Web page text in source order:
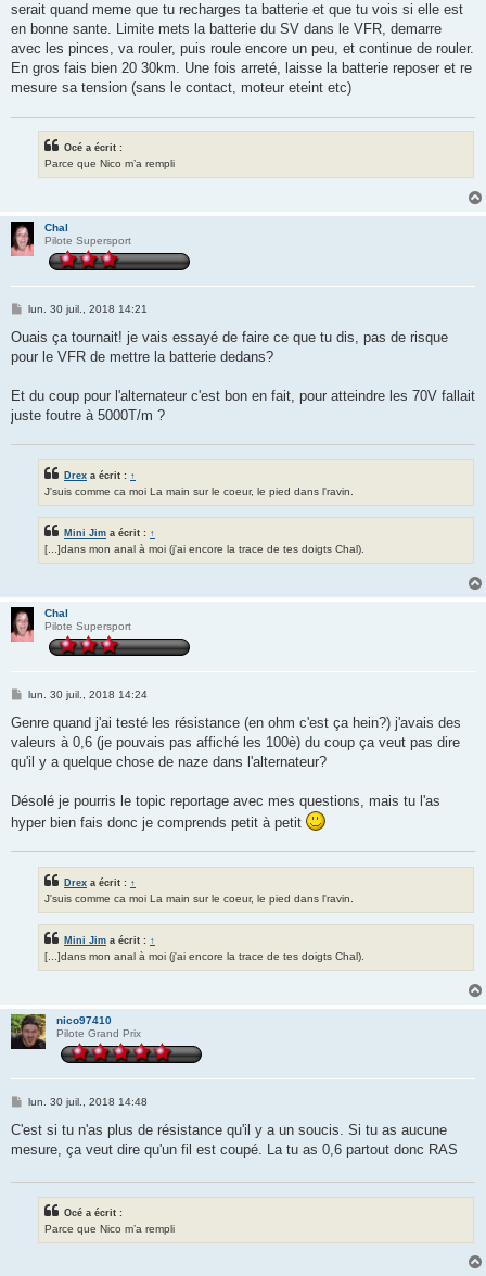
serait quand meme que tu recharges ta batterie et que tu vois si elle est
en bonne sante. Limite mets la batterie du SV dans le VFR, demarre
avec les pinces, va rouler, puis roule encore un peu, et continue de rouler.
En gros fais bien 20 30km. Une fois arreté, laisse la batterie reposer et re
mesure sa tension (sans le contact, moteur eteint etc)
Océ a écrit :
Parce que Nico m’a rempli
Chal
Pilote Supersport
M
s
a
lun. 30 juil., 2018 14:21
Ouais ça tournait! je vais essayé de faire ce que tu dis, pas de risque
pour le VFR de mettre la batterie dedans?
Et du coup pour l'alternateur c'est bon en fait, pour atteindre les 70V fallait
juste foutre à 5000T/m ?
Drex a écrit : ↑
J'suis comme ca moi La main sur le coeur, le pied dans l'ravin.
Mini Jim a écrit : ↑
[...]dans mon anal à moi (j'ai encore la trace de tes doigts Chal).
Chal
Pilote Supersport
M
s
a
g
lun. 30 juil., 2018 14:24
Genre quand j'ai testé les résistance (en ohm c'est ça hein?) j'avais des
valeurs à 0,6 (je pouvais pas affiché les 100è) du coup ça veut pas dire
qu'il y a quelque chose de naze dans l'alternateur?
Désolé je pourris le topic reportage avec mes questions, mais tu l'as
hyper bien fais donc je comprends petit à petit
Drex a écrit : ↑
J'suis comme ca moi La main sur le coeur, le pied dans l'ravin.
Mini Jim a écrit : ↑
[...]dans mon anal à moi (j'ai encore la trace de tes doigts Chal).
nico97410
Pilote Grand Prix
M
s
a
lun. 30 juil., 2018 14:48
C'est si tu n'as plus de résistance qu'il y a un soucis. Si tu as aucune
mesure, ça veut dire qu'un fil est coupé. La tu as 0,6 partout donc RAS
Océ a écrit :
Parce que Nico m’a rempli